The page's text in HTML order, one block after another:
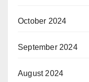
October 2024
September 2024
August 2024